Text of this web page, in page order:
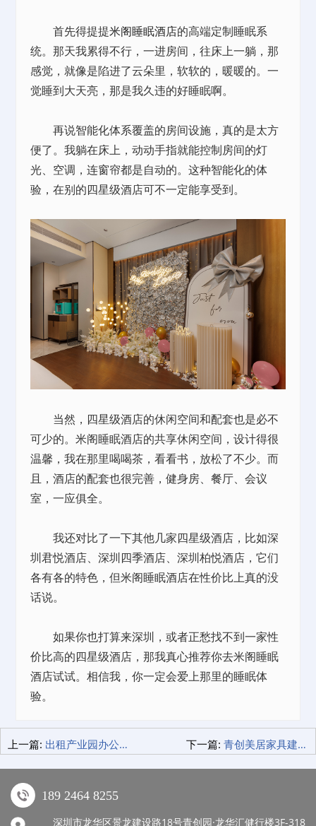
首先得提提米阁睡眠酒店的高端定制睡眠系
统。那天我累得不行，一进房间，往床上一躺，那
感觉，就像是陷进了云朵里，软软的，暖暖的。一
觉睡到大天亮，那是我久违的好睡眠啊。
再说智能化体系覆盖的房间设施，真的是太方
便了。我躺在床上，动动手指就能控制房间的灯
光、空调，连窗帘都是自动的。这种智能化的体
验，在别的四星级酒店可不一定能享受到。
当然，四星级酒店的休闲空间和配套也是必不
可少的。米阁睡眠酒店的共享休闲空间，设计得很
温馨，我在那里喝喝茶，看看书，放松了不少。而
且，酒店的配套也很完善，健身房、餐厅、会议
室，一应俱全。
我还对比了一下其他几家四星级酒店，比如深
圳君悦酒店、深圳四季酒店、深圳柏悦酒店，它们
各有各的特色，但米阁睡眠酒店在性价比上真的没
话说。
如果你也打算来深圳，或者正愁找不到一家性
价比高的四星级酒店，那我真心推荐你去米阁睡眠
酒店试试。相信我，你一定会爱上那里的睡眠体
验。
上一篇: 出租产业园办公室，在深圳创业的那些事儿！ 下一篇: 青创美居家具建材购物体验大揭秘：轻奢生活，从这里开始！
189 2464 8255
深圳市龙华区景龙建设路18号青创园·龙华汇健行楼3F-318